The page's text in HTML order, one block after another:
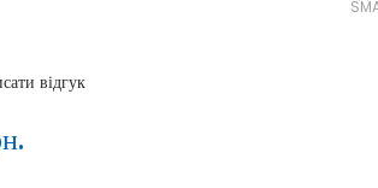
відгук